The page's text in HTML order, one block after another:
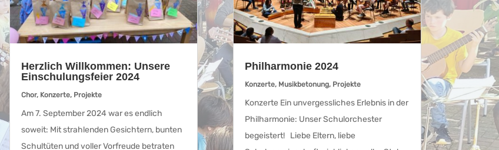
Herzlich Willkommen: Unsere
Einschulungsfeier 2024
Chor, Konzerte, Projekte
Am 7. September 2024 war es endlich
soweit: Mit strahlenden Gesichtern, bunten
Schultüten und voller Vorfreude betraten
Philharmonie 2024
Konzerte, Musikbetonung, Projekte
Konzerte Ein unvergessliches Erlebnis in der
Philharmonie: Unser Schulorchester
begeistert! Liebe Eltern, liebe